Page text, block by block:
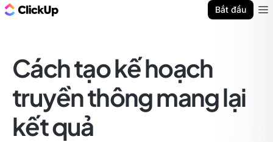
Bắt đầu
Cách tạo kế hoạch
truyền thông mang lại
kết quả